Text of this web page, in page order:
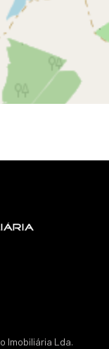
Imobiliária Lda.